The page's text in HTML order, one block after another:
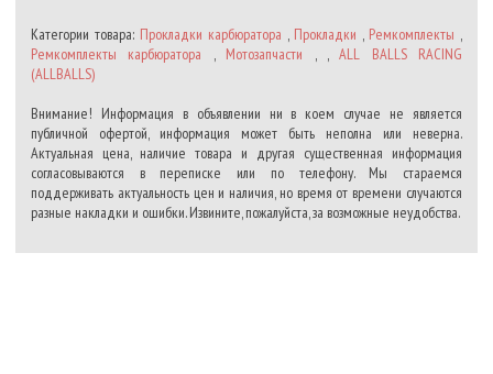
Категории товара: Прокладки карбюратора , Прокладки , Ремкомплекты ,
Ремкомплекты карбюратора , Мотозапчасти , ,ALL BALLS RACING
(ALLBALLS)
Внимание! Информация в объявлении ни в коем случае не является
публичной офертой, информация может быть неполна или неверна.
Актуальная цена, наличие товара и другая существенная информация
согласовываются в переписке или по телефону. Мы стараемся
поддерживать актуальность цен и наличия, но время от времени случаются
разные накладки и ошибки. Извините, пожалуйста, за возможные неудобства.